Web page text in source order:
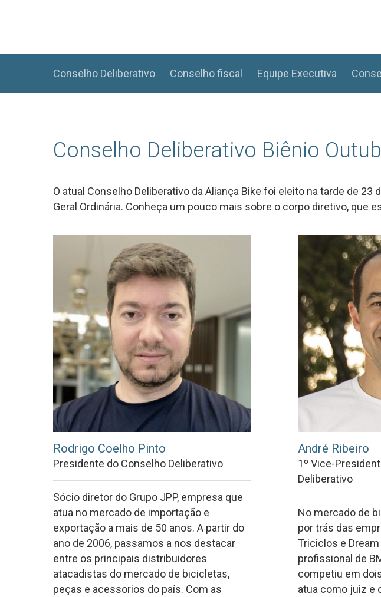
Hit enter to search or ESC to close
Conselho Deliberativo Conselho fiscal Equipe Executiva
Conselho Deliberativo Biênio
O atual Conselho Deliberativo da Aliança Bike foi eleito na tarde de
Geral Ordinária. Conheça um pouco mais sobre o corpo diretivo, que
Rodrigo Coelho Pinto
Presidente do Conselho Deliberativo
Sócio diretor do Grupo JPP, empresa que
atua no mercado de importação e
exportação a mais de 50 anos. A partir do
ano de 2006, passamos a nos destacar
entre os principais distribuidores
atacadistas do mercado de bicicletas,
peças e acessorios do país. Com as
André Ribeiro
1º Vice-
Deliberativo
No mercado de
por trás das
Triciclos e Dream
profissional de
competiu em
atua como juiz e